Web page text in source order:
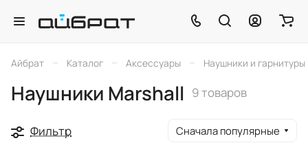
Айбрат – Каталог – Аксессуары – Наушники и гарнитуры
Наушники Marshall 9 товаров
Фильтр Сначала популярные